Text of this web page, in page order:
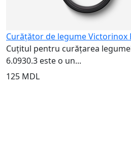
Curățător de legume Victorinox
Cuțitul pentru curățarea
6.0930.3 este o un...
125 MDL